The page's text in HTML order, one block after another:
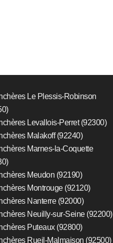
Le Plessis-Robinson
Levallois-Perret (92300)
Malakoff (92240)
Marnes-la-Coquette
Meudon (92190)
Montrouge (92120)
Nanterre (92000)
Neuilly-sur-Seine (92200)
Puteaux (92800)
Rueil-Malmaison (92500)